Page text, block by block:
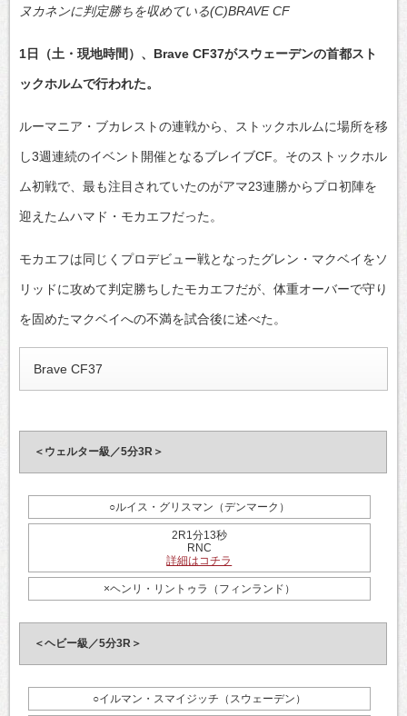
ヌカネンに判定勝ちを収めている(C)BRAVE CF
1日（土・現地時間）、Brave CF37がスウェーデンの首都スト
ックホルムで行われた。
ルーマニア・ブカレストの連戦から、ストックホルムに場所を移
し3週連続のイベント開催となるブレイブCF。そのストックホル
ム初戦で、最も注目されていたのがアマ23連勝からプロ初陣を
迎えたムハマド・モカエフだった。
モカエフは同じくプロデビュー戦となったグレン・マクベイをソ
リッドに攻めて判定勝ちしたモカエフだが、体重オーバーで守り
を固めたマクベイへの不満を試合後に述べた。
Brave CF37
＜ウェルター級／5分3R＞
○ルイス・グリスマン（デンマーク）
2R1分13秒
RNC
詳細はコチラ
×ヘンリ・リントゥラ（フィンランド）
＜ヘビー級／5分3R＞
○イルマン・スマイジッチ（スウェーデン）